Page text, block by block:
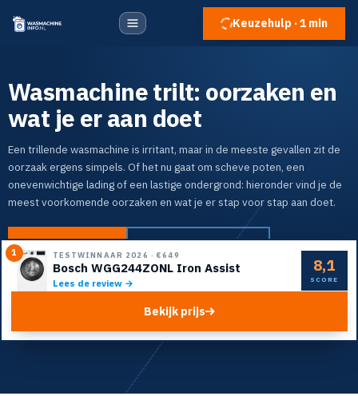
Keuzehulp · 1 min
Wasmachine trilt: oorzaken en
wat je er aan doet
Een trillende wasmachine is irritant, maar in de meeste gevallen zit de
oorzaak ergens simpels. Of het nu gaat om scheve poten, een
onevenwichtige lading of een lastige ondergrond: hieronder vind je de
meest voorkomende oorzaken en wat je er stap voor stap aan doet.
Naar de top 5 Doe de keuzehulp
1 TESTWINNAAR 2026 · €649
Bosch WGG244ZONL Iron Assist
Lees de review →
8,1
SCORE
Bekijk prijs